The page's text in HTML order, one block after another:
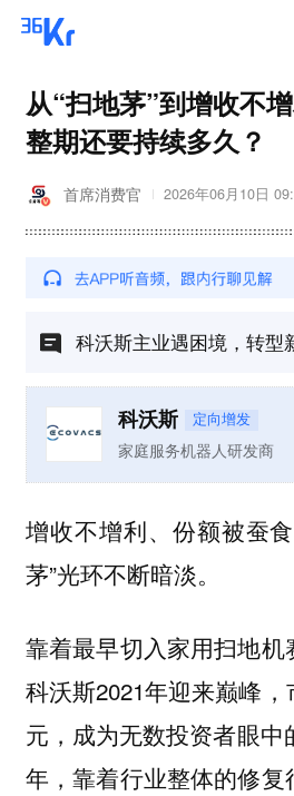
从“扫地茅”到增收不
整期还要持续多久？
首席消费官 2026年06月10日
科沃斯主业遇困境，转型
科沃斯 定向增发
家庭服务机器人研发商
增收不增利、份额被蚕
茅”光环不断暗淡。
靠着最早切入家用扫地机
科沃斯2021年迎来巅峰
元，成为无数投资者眼中
年，靠着行业整体的修